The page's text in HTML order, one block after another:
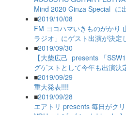
Mind 2020 Ginza Special- に
■2019/10/08
FM ヨコハマいきものがかり
ラジオ」にゲスト出演が決定
■2019/09/30
【大柴広己 presents 「
グゲストとして今年も出演決
■2019/09/29
重大発表!!!!
■2019/09/28
エアトリ presents 毎日がク